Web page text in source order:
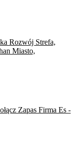
Rozwój Strefa,
Miasto,
Zapas Firma Es -